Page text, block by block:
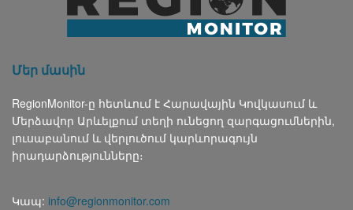
Մեր մասին
RegionMonitor-ը հետևում է Հարավային Կովկասում և
Մերձավոր Արևելքում տեղի ունեցող զարգացումներին,
լուսաբանում և վերլուծում կարևորագույն
իրադարձությունները։
Կապ: info@regionmonitor.com